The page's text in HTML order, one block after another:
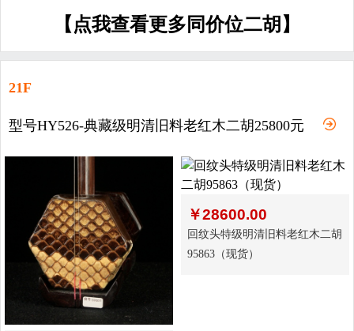
【点我查看更多同价位二胡】
21F
型号HY526-典藏级明清旧料老红木二胡25800元
￥28600.00
回纹头特级明清旧料老红木二胡
95863（现货）